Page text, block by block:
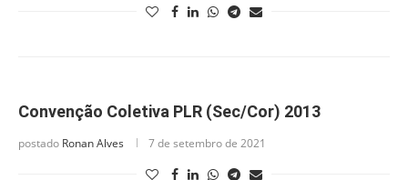
Convenção Coletiva PLR (Sec/Cor) 2013
postado Ronan Alves 7 de setembro de 2021